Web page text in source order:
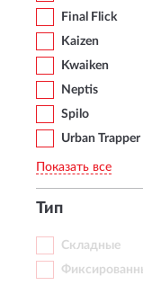
Final Flick
Kaizen
Kwaiken
Neptis
Spilo
Urban Trapper
Показать все
Тип
Складные